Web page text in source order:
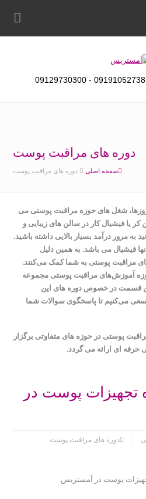
دوره های مراقبت پوست
صفحه اصلی دوره های مراقبت پوست
شغل های حوزه مراقبت پوستی می
یا فیشیال کار در سالن های زیبایی و
به مرور درآمد بسیار بالایی داشته باشید.
فیشیال می باشد. به همین دلیل
مراقبت پوستی به شما کمک می‌کنند.
آموزش‌های مراقبت پوستی مجموعه
قسمت در خصوص دوره های این
می‌کنیم تا پاسخگوی سوالات شما
پوستی در حوزه های متفاوتی برگزار
حرفه ای ارائه می گردد.
تجهیزات پوست در
دوره های مراقبت پوست